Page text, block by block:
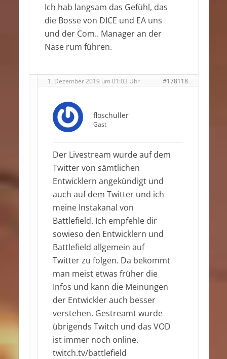
Ich hab langsam das Gefühl, das
die Bosse von DICE und EA uns
und der Com.. Manager an der
Nase rum führen.
1. Dezember 2019 um 01:03 Uhr #178118
floschuller
Gast
Der Livestream wurde auf dem
Twitter von sämtlichen
Entwicklern angekündigt und
auch auf dem Twitter und ich
meine Instakanal von
Battlefield. Ich empfehle dir
sowieso den Entwicklern und
Battlefield allgemein auf
Twitter zu folgen. Da bekommt
man meist etwas früher die
Infos und kann die Meinungen
der Entwickler auch besser
verstehen. Gestreamt wurde
übrigends Twitch und das VOD
ist immer noch online.
twitch.tv/battlefield